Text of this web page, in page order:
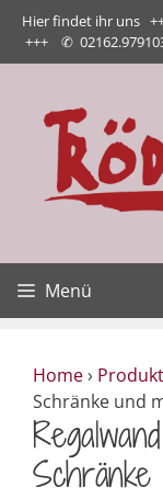
Zum
Inhalt
springen
Hier findet ihr uns
+++ ✆
Menü
Home›
Schränke und